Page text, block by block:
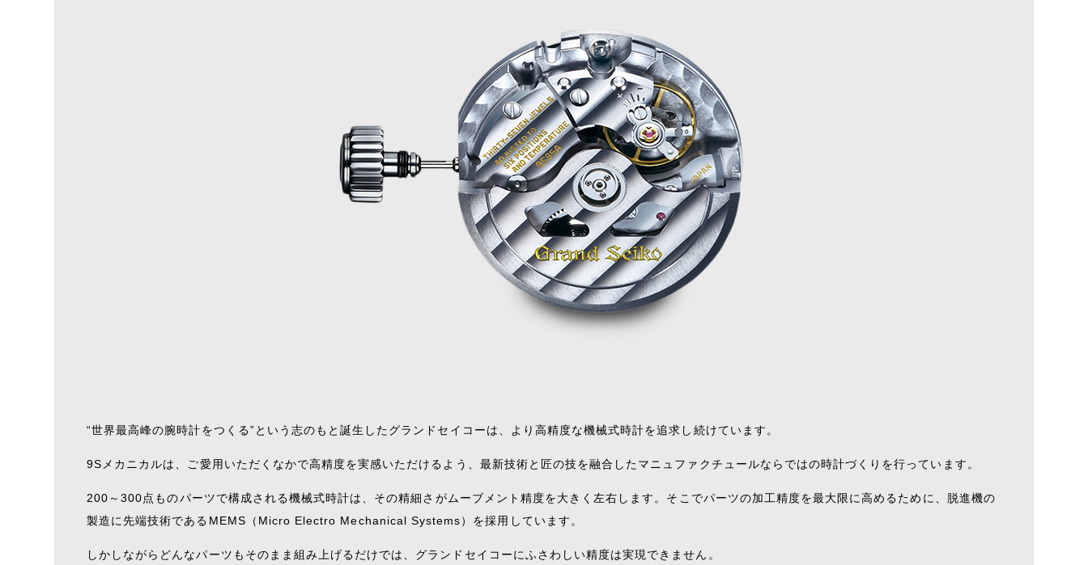
“世界最高峰の腕時計をつくる”という志のもと誕生したグランドセイコーは、より高精度な機械式時計を追求し続けています。
9Sメカニカルは、ご愛用いただくなかで高精度を実感いただけるよう、最新技術と匠の技を融合したマニュファクチュールならではの時計づくりを行っています。
200～300点ものパーツで構成される機械式時計は、その精細さがムーブメント精度を大きく左右します。そこでパーツの加工精度を最大限に高めるために、脱進機の
製造に先端技術であるMEMS（Micro Electro Mechanical Systems）を採用しています。
しかしながらどんなパーツもそのまま組み上げるだけでは、グランドセイコーにふさわしい精度は実現できません。